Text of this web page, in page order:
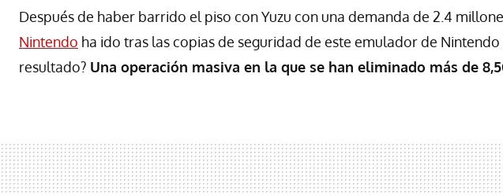
Después de haber barrido el piso con Yuzu con una demanda de 2.4
Nintendo ha ido tras las copias de seguridad de este emulador de Nintendo
resultado? Una operación masiva en la que se han eliminado más de